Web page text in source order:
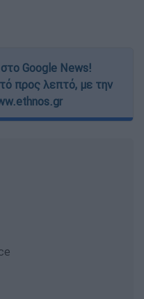
Google News!
προς λεπτό, με την